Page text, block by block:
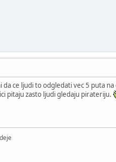
da ce ljudi to odgledati vec 5 puta
pitaju zasto ljudi gledaju pirateriju.